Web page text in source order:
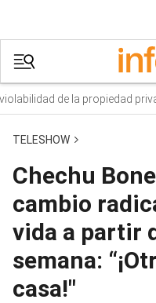
de la propiedad privada
TELESHOW
Chechu
cambio
vida a partir
semana:
casa!"